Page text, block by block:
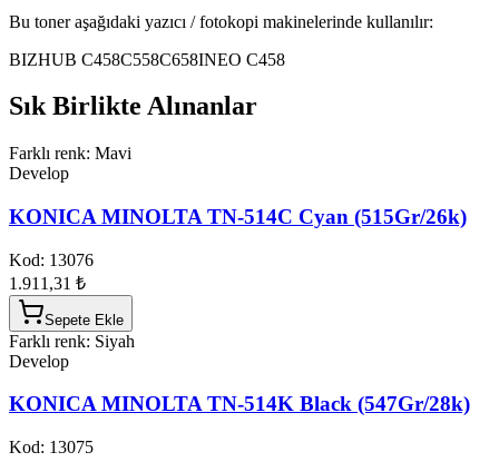
Bu toner aşağıdaki yazıcı / fotokopi makinelerinde kullanılır:
BIZHUB C458C558C658INEO C458
Sık Birlikte Alınanlar
Farklı renk: Mavi
Develop
KONICA MINOLTA TN-514C Cyan (515Gr/26k)
Kod: 13076
1.911,31 ₺
Sepete Ekle
Farklı renk: Siyah
Develop
KONICA MINOLTA TN-514K Black (547Gr/28k)
Kod: 13075